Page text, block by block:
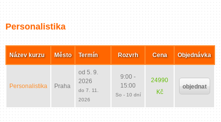
Personalistika
Název kurzu Město Termín Rozvrh Cena Objednávka
Personalistika Praha
od 5. 9.
2026
do 7. 11.
2026
9:00 -
15:00
So - 10 dní
24990
Kč
objednat